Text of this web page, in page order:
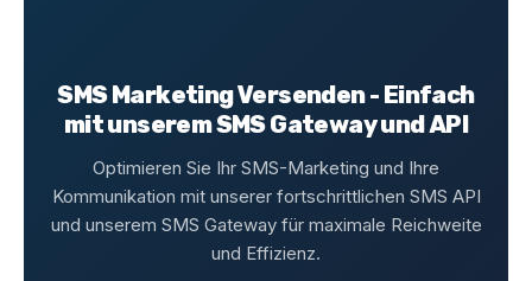
SMS Marketing Versenden - Einfach
mit unserem SMS Gateway und API
Optimieren Sie Ihr SMS-Marketing und Ihre
Kommunikation mit unserer fortschrittlichen SMS API
und unserem SMS Gateway für maximale Reichweite
und Effizienz.